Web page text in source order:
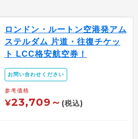
ロンドン・ルートン空港発アム
ステルダム 片道・往復チケッ
ト LCC格安航空券！
お問い合わせください
参考価格
¥23,709～ (税込)